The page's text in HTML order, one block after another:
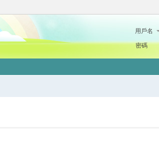
用戶名
密碼